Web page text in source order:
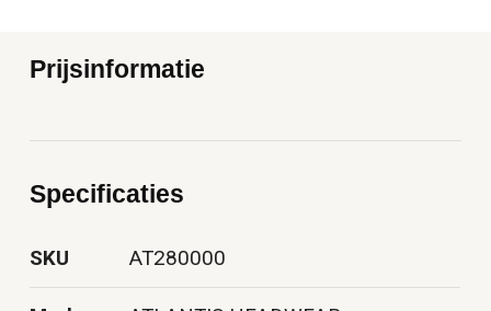
Prijsinformatie
Specificaties
SKU AT280000